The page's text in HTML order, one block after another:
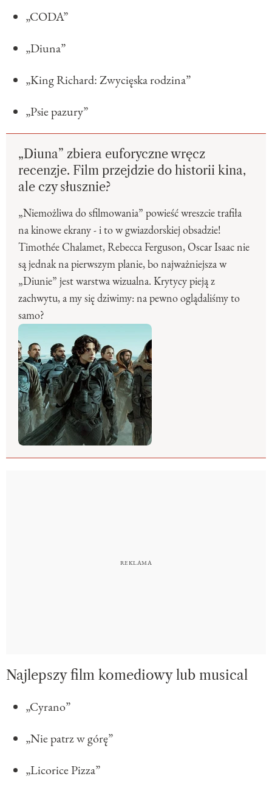
„CODA”
„Diuna”
„King Richard: Zwycięska rodzina”
„Psie pazury”
„Diuna” zbiera euforyczne wręcz
recenzje. Film przejdzie do historii kina,
ale czy słusznie?
„Niemożliwa do sfilmowania” powieść wreszcie trafiła
na kinowe ekrany - i to w gwiazdorskiej obsadzie!
Timothée Chalamet, Rebecca Ferguson, Oscar Isaac nie
są jednak na pierwszym planie, bo najważniejsza w
„Diunie” jest warstwa wizualna. Krytycy pieją z
zachwytu, a my się dziwimy: na pewno oglądaliśmy to
samo?
Najlepszy film komediowy lub musical
„Cyrano”
„Nie patrz w górę”
„Licorice Pizza”